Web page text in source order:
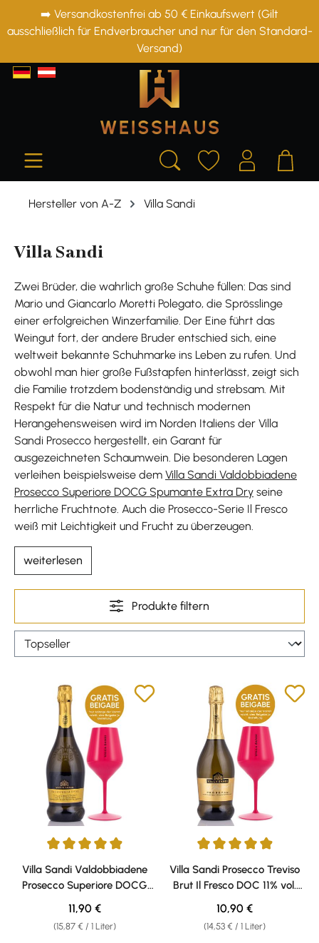
springen
➡️ Versandkostenfrei ab 50 € Einkaufswert (Gilt
ausschließlich für Endverbraucher und nur für den Standard-
Versand)
Hersteller von A-Z Villa Sandi
Villa Sandi
Zwei Brüder, die wahrlich große Schuhe füllen: Das sind
Mario und Giancarlo Moretti Polegato, die Sprösslinge
einer erfolgreichen Winzerfamilie. Der Eine führt das
Weingut fort, der andere Bruder entschied sich, eine
weltweit bekannte Schuhmarke ins Leben zu rufen. Und
obwohl man hier große Fußstapfen hinterlässt, zeigt sich
die Familie trotzdem bodenständig und strebsam. Mit
Respekt für die Natur und technisch modernen
Herangehensweisen wird im Norden Italiens der Villa
Sandi Prosecco hergestellt, ein Garant für
ausgezeichneten Schaumwein. Die besonderen Lagen
verleihen beispielsweise dem Villa Sandi Valdobbiadene
Prosecco Superiore DOCG Spumante Extra Dry seine
herrliche Fruchtnote. Auch die Prosecco-Serie Il Fresco
weiß mit Leichtigkeit und Frucht zu überzeugen.
weiterlesen
Produkte filtern
Durchschnittliche Bewertung von 4.88 von 5 Sternen
Villa Sandi Valdobbiadene
Prosecco Superiore DOCG
Spumante Extra Dry 11% vol.
0,75l
(15,87 € / 1 Liter)
Regulärer Preis:
11,90 €
Durchschnittliche Bewertung
Villa Sandi Prosecco Treviso
Brut Il Fresco DOC 11% vol.
0,75l
(14,53 € / 1 Liter)
Regulärer Preis:
10,90 €